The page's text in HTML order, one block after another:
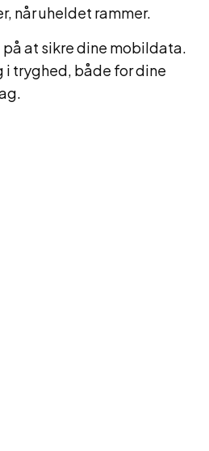
når uheldet rammer.
at sikre dine mobildata.
i tryghed, både for dine